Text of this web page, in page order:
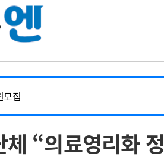
방
집 결과
중소병원
판례
법적고지 광고안내
채용
모집
집
“의료영리화